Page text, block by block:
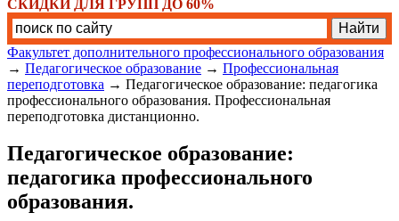
СКИДКИ ДЛЯ ГРУПП ДО 60%
Факультет дополнительного профессионального образования
→ Педагогическое образование → Профессиональная
переподготовка → Педагогическое образование: педагогика
профессионального образования. Профессиональная
переподготовка дистанционно.
Педагогическое образование:
педагогика профессионального
образования.